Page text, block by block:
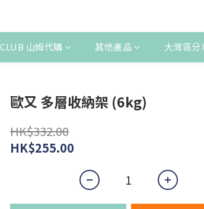
山姆代購 其他產品 大灣區分
歐又 多層收納架 (6kg)
HK$332.00
HK$255.00